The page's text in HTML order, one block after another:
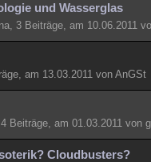
und Wasserglas
3 Beiträge, am 10.06.2011
am 13.03.2011 von AnGSt
Beiträge, am 01.03.2011 von
Cloudbusters?